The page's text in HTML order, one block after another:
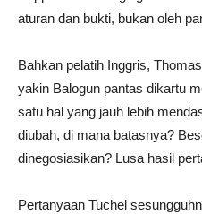
aturan dan bukti, bukan oleh
Bahkan pelatih Inggris,
yakin Balogun pantas dikartu
satu hal yang jauh lebih
diubah, di mana batasnya?
dinegosiasikan? Lusa hasil
Pertanyaan Tuchel